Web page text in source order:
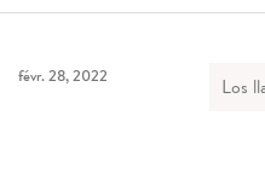
févr. 28, 2022 Los